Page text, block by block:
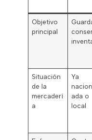
Objetivo
principal
Situación
de la
mercaderí
a
Ya
ada o
local